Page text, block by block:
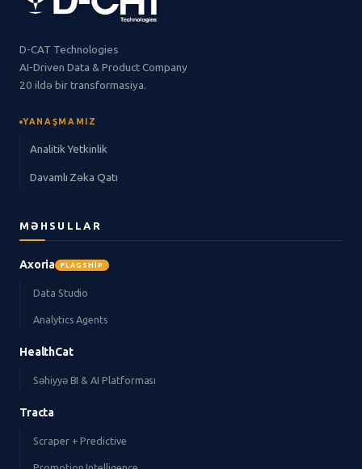
D-CAT Technologies
AI-Driven Data & Product Company
20 ildə bir transformasiya.
YANAŞMAMIZ
Analitik Yetkinlik
Davamlı Zəka Qatı
MƏHSULLAR
Axoria FLAGSHIP
Data Studio
Analytics Agents
HealthCat
Səhiyyə BI & AI Platforması
Tracta
Scraper + Predictive